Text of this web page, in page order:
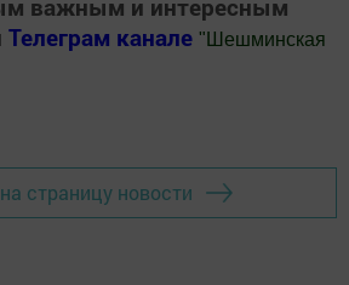
важным и интересным
Телеграм канале " Шешминская
страницу новости